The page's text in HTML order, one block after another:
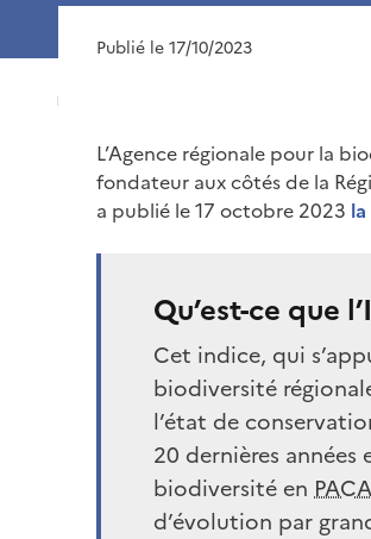
Publié le 17/10/2023
L’Agence régionale pour la
fondateur aux côtés de la
a publié le 17 octobre 2023
Qu’est-ce que
Cet indice, qui
biodiversité
l’état de
20 dernières
biodiversité en PACA
d’évolution par